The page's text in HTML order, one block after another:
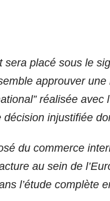
placé sous le
approuver
réalisée avec
injustifiée
du commerce
au sein de
l’étude complète